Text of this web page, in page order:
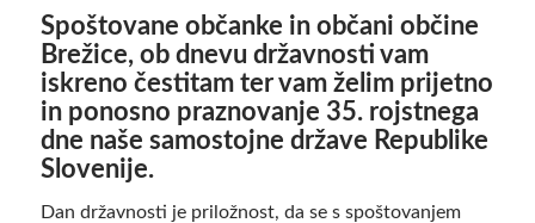
Spoštovane občanke in občani občine
Brežice, ob dnevu državnosti vam
iskreno čestitam ter vam želim prijetno
in ponosno praznovanje 35. rojstnega
dne naše samostojne države Republike
Slovenije.
Dan državnosti je priložnost, da se s spoštovanjem